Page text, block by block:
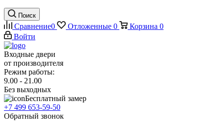
Поиск
Сравнение0 Отложенные 0 Корзина 0
Войти
Входные двери
от производителя
Режим работы:
9.00 - 21.00
Без выходных
Бесплатный замер
+7 499 653-59-50
Обратный звонок